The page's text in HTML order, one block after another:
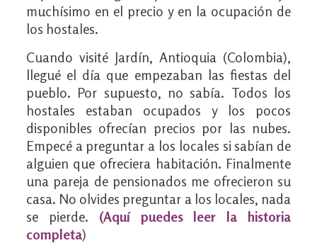
muchísimo en el precio y en la ocupación de
los hostales.
Cuando visité Jardín, Antioquia (Colombia),
llegué el día que empezaban las fiestas del
pueblo. Por supuesto, no sabía. Todos los
hostales estaban ocupados y los pocos
disponibles ofrecían precios por las nubes.
Empecé a preguntar a los locales si sabían de
alguien que ofreciera habitación. Finalmente
una pareja de pensionados me ofrecieron su
casa. No olvides preguntar a los locales, nada
se pierde. (Aquí puedes leer la historia
completa)